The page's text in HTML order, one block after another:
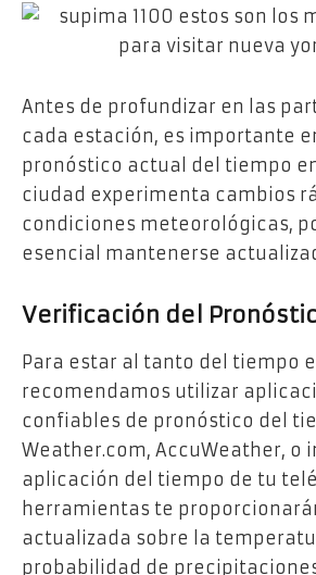
Antes de profundizar en las
cada estación, es importante
pronóstico actual del tiempo en
ciudad experimenta cambios
condiciones meteorológicas,
esencial mantenerse
Verificación del
Para estar al tanto del tiempo
recomendamos utilizar
confiables de pronóstico del
Weather.com, AccuWeather, o
aplicación del tiempo de tu
herramientas te
actualizada sobre la
probabilidad de